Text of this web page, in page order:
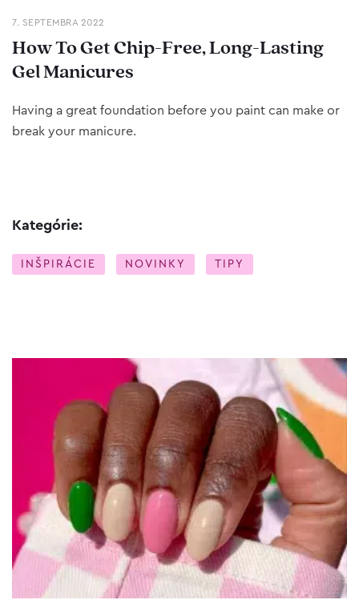
7. SEPTEMBRA 2022
How To Get Chip-Free, Long-Lasting
Gel Manicures
Having a great foundation before you paint can make or
break your manicure.
Kategórie:
INŠPIRÁCIE NOVINKY TIPY